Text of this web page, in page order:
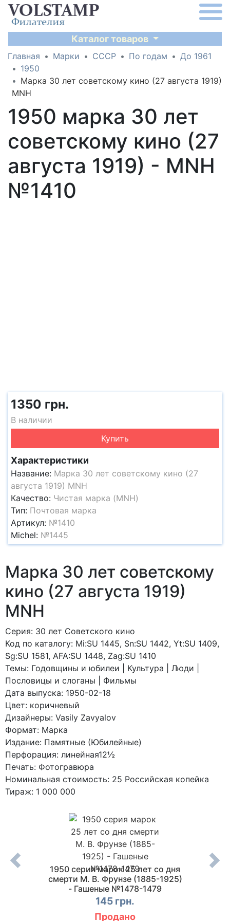
Каталог товаров
Главная Марки СССР По годам
До 1961
1950
Марка 30 лет советскому кино (27 августа 1919)
MNH
1950 марка 30 лет
советскому кино (27
августа 1919) - MNH
№1410
1350 грн.
В наличии
Купить
Характеристики
Название: Марка 30 лет советскому кино (27
августа 1919) MNH
Качество: Чистая марка (MNH)
Тип: Почтовая марка
Артикул: №1410
Michel: №1445
Марка 30 лет советскому
кино (27 августа 1919)
MNH
Серия: 30 лет Советского кино
Код по каталогy: Mi:SU 1445, Sn:SU 1442, Yt:SU 1409,
Sg:SU 1581, AFA:SU 1448, Zag:SU 1410
Темы: Годовщины и юбилеи | Культура | Люди |
Пословицы и слоганы | Фильмы
Дата выпуска: 1950-02-18
Цвет: коричневый
Дизайнеры: Vasily Zavyalov
Формат: Марка
Издание: Памятные (Юбилейные)
Перфорация: линейная12½
Печать: Фотогравюра
Номинальная стоимость: 25 Российская копейка
Тираж: 1 000 000
1950 серия марок 25 лет со дня
смерти М. В. Фрунзе (1885-1925)
- Гашеные №1478-1479
145 грн.
Продано
1950